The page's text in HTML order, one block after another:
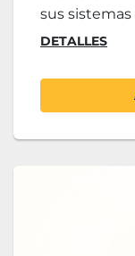
sus sistemas
DETALLES